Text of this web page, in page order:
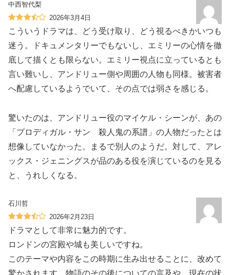
中西智代梨
2026年3月4日
こういうドラマは、どう受け取り、どう視るべきかいつも
迷う。ドキュメンタリーでもないし、エミリーの心情を徹
底して描くとも限らない。エミリー視点に立っているとも
言い難いし、アンドリュー側や周囲の人物も同様。被害者
へ配慮しているようでいて、その点では弱さを感じる。
驚いたのは、アンドリュー役のマイケル・シーンが、あの
「プロディガル・サン 殺人鬼の系譜」の人物だったとは
想像していなかった。まるで別人のようだ。対して、アレ
ックス・ジェニングスが品のある役を演じているのを見る
と、うれしくなる。
石川哲
2026年2月23日
ドラマとして非常に魅力的です。
ロンドンの宮殿や城も美しいですね。
このテーマや内容をこの時期に生み出せることに、改めて
驚かされます。物語のその後についての言及や、現在の状